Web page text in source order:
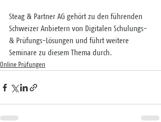
Steag & Partner AG gehört zu den führenden
Schweizer Anbietern von Digitalen Schulungs-
& Prüfungs-Lösungen und führt weitere
Seminare zu diesem Thema durch.
Online Prüfungen